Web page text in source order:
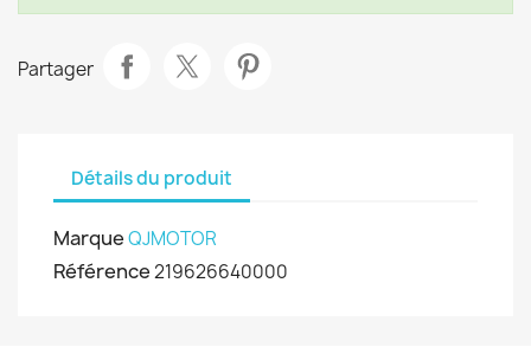
Partager
Détails du produit
MarqueQJMOTOR
Référence219626640000